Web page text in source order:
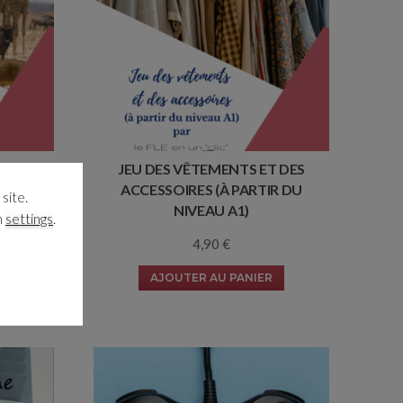
LES
JEU DES VÊTEMENTS ET DES
ACCESSOIRES (À PARTIR DU
NIVEAU A1)
4,90 €
AJOUTER AU PANIER
settings